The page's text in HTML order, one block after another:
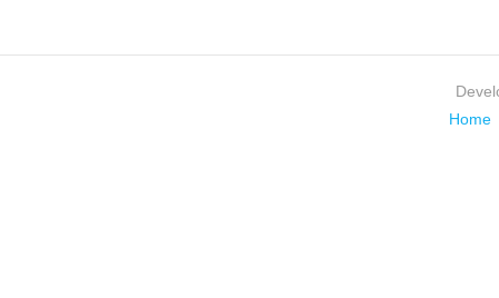
Home